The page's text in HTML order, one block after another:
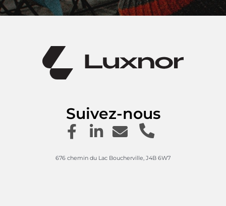
Suivez-nous
676 chemin du Lac Boucherville, J4B 6W7